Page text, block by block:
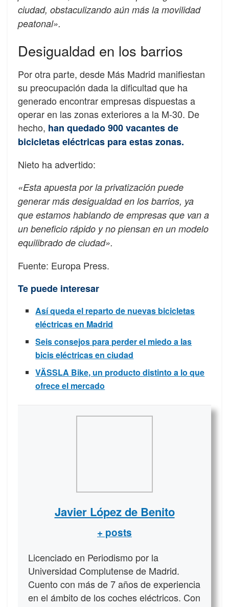
ciudad, obstaculizando aún más la movilidad
peatonal».
Desigualdad en los barrios
Por otra parte, desde Más Madrid manifiestan
su preocupación dada la dificultad que ha
generado encontrar empresas dispuestas a
operar en las zonas exteriores a la M-30. De
hecho, han quedado 900 vacantes de
bicicletas eléctricas para estas zonas.
Nieto ha advertido:
«Esta apuesta por la privatización puede
generar más desigualdad en los barrios, ya
que estamos hablando de empresas que van a
un beneficio rápido y no piensan en un modelo
equilibrado de ciudad».
Fuente: Europa Press.
Te puede interesar
Así queda el reparto de nuevas bicicletas
eléctricas en Madrid
Seis consejos para perder el miedo a las
bicis eléctricas en ciudad
VÄSSLA Bike, un producto distinto a lo que
ofrece el mercado
Javier López de Benito
+ posts
Licenciado en Periodismo por la
Universidad Complutense de Madrid.
Cuento con más de 7 años de experiencia
en el ámbito de los coches eléctricos. Con